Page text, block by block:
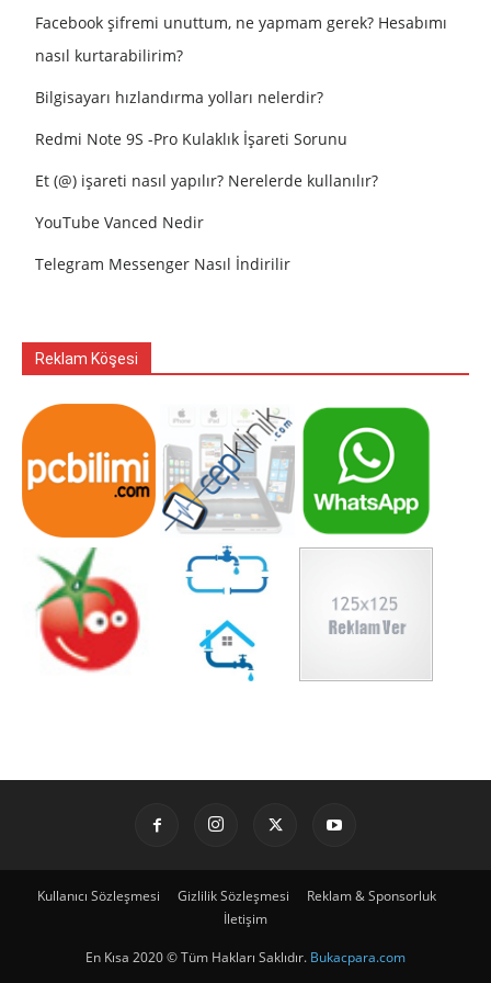
Facebook şifremi unuttum, ne yapmam gerek? Hesabımı
nasıl kurtarabilirim?
Bilgisayarı hızlandırma yolları nelerdir?
Redmi Note 9S -Pro Kulaklık İşareti Sorunu
Et (@) işareti nasıl yapılır? Nerelerde kullanılır?
YouTube Vanced Nedir
Telegram Messenger Nasıl İndirilir
Reklam Köşesi
Kullanıcı Sözleşmesi Gizlilik Sözleşmesi
Reklam & Sponsorluk
İletişim
En Kısa 2020 © Tüm Hakları Saklıdır. Bukacpara.com